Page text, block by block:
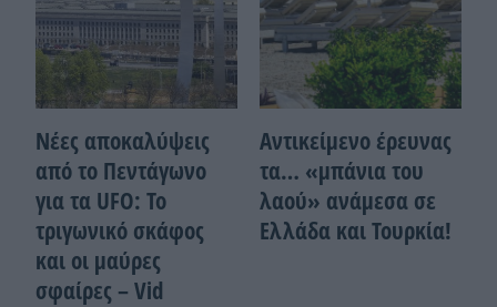
Νέες αποκαλύψεις
από το Πεντάγωνο
για τα UFO: Το
τριγωνικό σκάφος
και οι μαύρες
σφαίρες – Vid
Αντικείμενο έρευνας
τα… «μπάνια του
λαού» ανάμεσα σε
Ελλάδα και Τουρκία!